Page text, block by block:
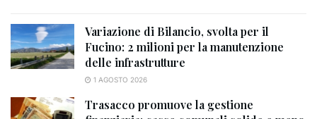
Variazione di Bilancio, svolta per il
Fucino: 2 milioni per la manutenzione
delle infrastrutture
1 AGOSTO 2026
Trasacco promuove la gestione